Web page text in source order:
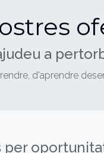
a
d'aprendre
per